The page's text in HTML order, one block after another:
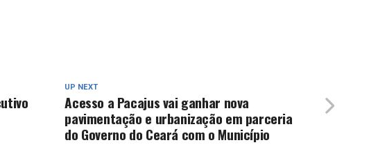
UP NEXT
Acesso a Pacajus vai ganhar nova
pavimentação e urbanização em parceria
do Governo do Ceará com o Município